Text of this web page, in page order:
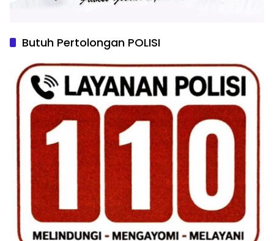
Butuh Pertolongan POLISI